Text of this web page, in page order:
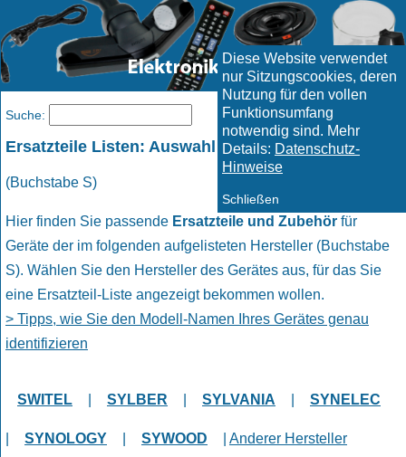
Diese Website verwendet
nur Sitzungscookies, deren
Nutzung für den vollen
Funktionsumfang
notwendig sind. Mehr
Details: Datenschutz-
Hinweise
Schließen
Ersatzteile Listen: Auswahl Hersteller
(Buchstabe S)
Hier finden Sie passende Ersatzteile und Zubehör für
Geräte der im folgenden aufgelisteten Hersteller (Buchstabe
S). Wählen Sie den Hersteller des Gerätes aus, für das Sie
eine Ersatzteil-Liste angezeigt bekommen wollen.
> Tipps, wie Sie den Modell-Namen Ihres Gerätes genau
identifizieren
SWITEL SYLBER SYLVANIA SYNELEC
SYNOLOGY SYWOOD Anderer Hersteller
Suche: